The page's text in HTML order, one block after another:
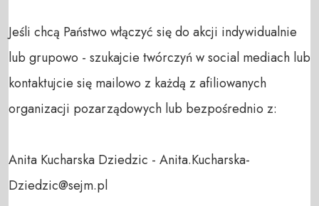
Jeśli chcą Państwo włączyć się do akcji indywidualnie
lub grupowo - szukajcie twórczyń w social mediach lub
kontaktujcie się mailowo z każdą z afiliowanych
organizacji pozarządowych lub bezpośrednio z:
Anita Kucharska Dziedzic - Anita.Kucharska-
Dziedzic@sejm.pl